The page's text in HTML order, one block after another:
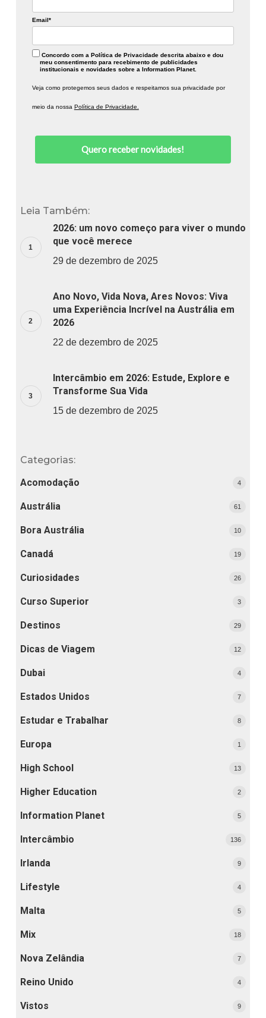
Email*
Concordo com a Política de Privacidade descrita abaixo e dou
meu consentimento para recebimento de publicidades
institucionais e novidades sobre a Information Planet.
Veja como protegemos seus dados e respeitamos sua privacidade por
meio da nossa Política de Privacidade.
Quero receber novidades!
Leia Também:
2026: um novo começo para viver o mundo
que você merece
29 de dezembro de 2025
Ano Novo, Vida Nova, Ares Novos: Viva
uma Experiência Incrível na Austrália em
2026
22 de dezembro de 2025
Intercâmbio em 2026: Estude, Explore e
Transforme Sua Vida
15 de dezembro de 2025
Categorias:
Acomodação
4
Austrália 61
Bora Austrália 10
Canadá 19
Curiosidades 26
Curso Superior 3
Destinos 29
Dicas de Viagem 12
Dubai 4
Estados Unidos 7
Estudar e Trabalhar 8
Europa 1
High School 13
Higher Education 2
Information Planet 5
Intercâmbio 136
Irlanda 9
Lifestyle 4
Malta 5
Mix 18
Nova Zelândia 7
Reino Unido 4
Vistos 9